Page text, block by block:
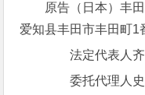
原告（日本）丰
爱知县丰田市丰田町1
法定代表人齐
委托代理人史